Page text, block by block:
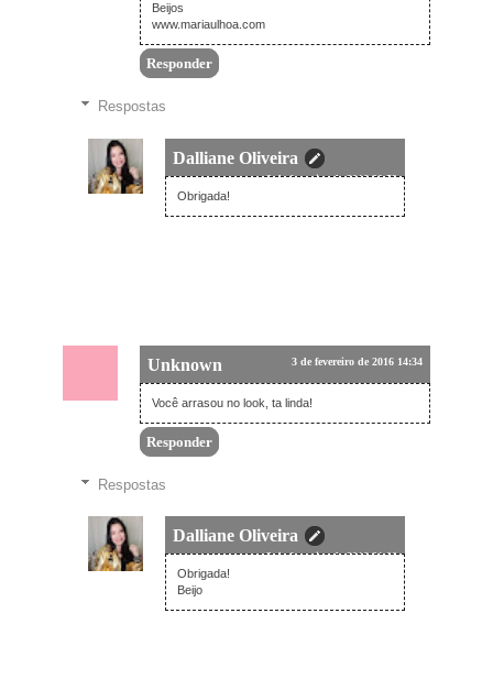
Beijos
www.mariaulhoa.com
Responder
Respostas
Dalliane Oliveira
3 de fevereiro de 2016 20:59
Obrigada!
Unknown 3 de fevereiro de 2016 14:34
Você arrasou no look, ta linda!
Responder
Respostas
Dalliane Oliveira
3 de fevereiro de 2016 21:00
Obrigada!
Beijo